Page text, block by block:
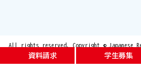
資料請求 学生募集
All rights reserved. Copyright © Japanese
Nursing and Japanese Red Cross Tohoku